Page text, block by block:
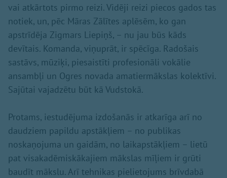
vai atkārtots pirmo reizi. Vidēji reizi piecos gados tas
notiek, un, pēc Māras Zālītes aplēsēm, ko gan
apstrīdēja Zigmars Liepiņš, – nu jau būs kāds
devītais. Komanda, viņuprāt, ir spēcīga. Radošais
sastāvs, mūziķi, piesaistīti profesionāli vokālie
ansambļi un Ogres novada amatiermākslas kolektīvi.
Sajūtai vajadzētu būt kā Vudstokā.
Protams, iestudējuma izdošanās ir atkarīga arī no
daudziem papildu apstākļiem – no publikas
noskaņojuma un gaidām, no laikapstākļiem – lietū
pat visakadēmiskākajiem mākslas mīļiem ir grūti
baudīt mākslu. Arī tehnikas pielietojums brīvdabā